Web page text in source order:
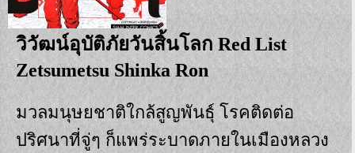
วิวัฒน์อุบัติภัยวันสิ้นโลก Red List
Zetsumetsu Shinka Ron
มวลมนุษยชาติใกล้สูญพันธุ์ โรคติดต่อ
ปริศนาที่จู่ๆ ก็แพร่ระบาดภายในเมืองหลวง